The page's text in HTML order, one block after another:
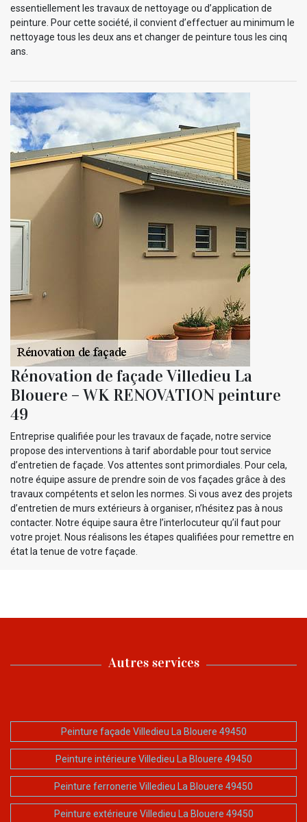
essentiellement les travaux de nettoyage ou d’application de
peinture. Pour cette société, il convient d’effectuer au minimum le
nettoyage tous les deux ans et changer de peinture tous les cinq
ans.
Rénovation de façade Villedieu La
Blouere – WK RENOVATION peinture
49
Entreprise qualifiée pour les travaux de façade, notre service
propose des interventions à tarif abordable pour tout service
d’entretien de façade. Vos attentes sont primordiales. Pour cela,
notre équipe assure de prendre soin de vos façades grâce à des
travaux compétents et selon les normes. Si vous avez des projets
d’entretien de murs extérieurs à organiser, n’hésitez pas à nous
contacter. Notre équipe saura être l’interlocuteur qu’il faut pour
votre projet. Nous réalisons les étapes qualifiées pour remettre en
état la tenue de votre façade.
Autres services
Peinture façade Villedieu La Blouere 49450
Peinture intérieure Villedieu La Blouere 49450
Peinture ferronerie Villedieu La Blouere 49450
Peinture extérieure Villedieu La Blouere 49450